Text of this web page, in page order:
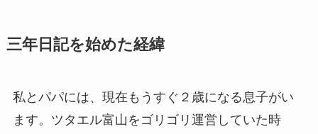
三年日記を始めた経緯
私とパパには、現在もうすぐ２歳になる息子がい
ます。ツタエル富山をゴリゴリ運営していた時